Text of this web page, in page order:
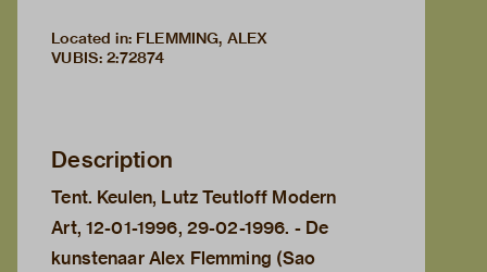
Located in: FLEMMING, ALEX
VUBIS: 2:72874
Description
Tent. Keulen, Lutz Teutloff Modern
Art, 12-01-1996, 29-02-1996. - De
kunstenaar Alex Flemming (Sao